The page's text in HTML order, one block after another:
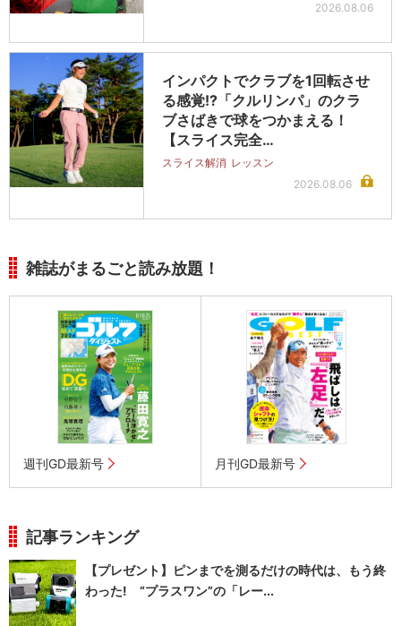
2026.08.06
インパクトでクラブを1回転させ
る感覚!?「クルリンパ」のクラ
ブさばきで球をつかまえる！
【スライス完全…
スライス解消 レッスン
2026.08.06
雑誌がまるごと読み放題！
週刊GD最新号 月刊GD最新号
記事ランキング
【プレゼント】ピンまでを測るだけの時代は、もう終
わった! “プラスワン”の「レー...